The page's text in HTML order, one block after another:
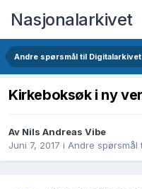
Nasjonalarkivet
Andre spørsmål til Digitalarkivet
Kirkeboksøk i ny
Av Nils Andreas Vibe
Juni 7, 2017 i Andre spørsmål